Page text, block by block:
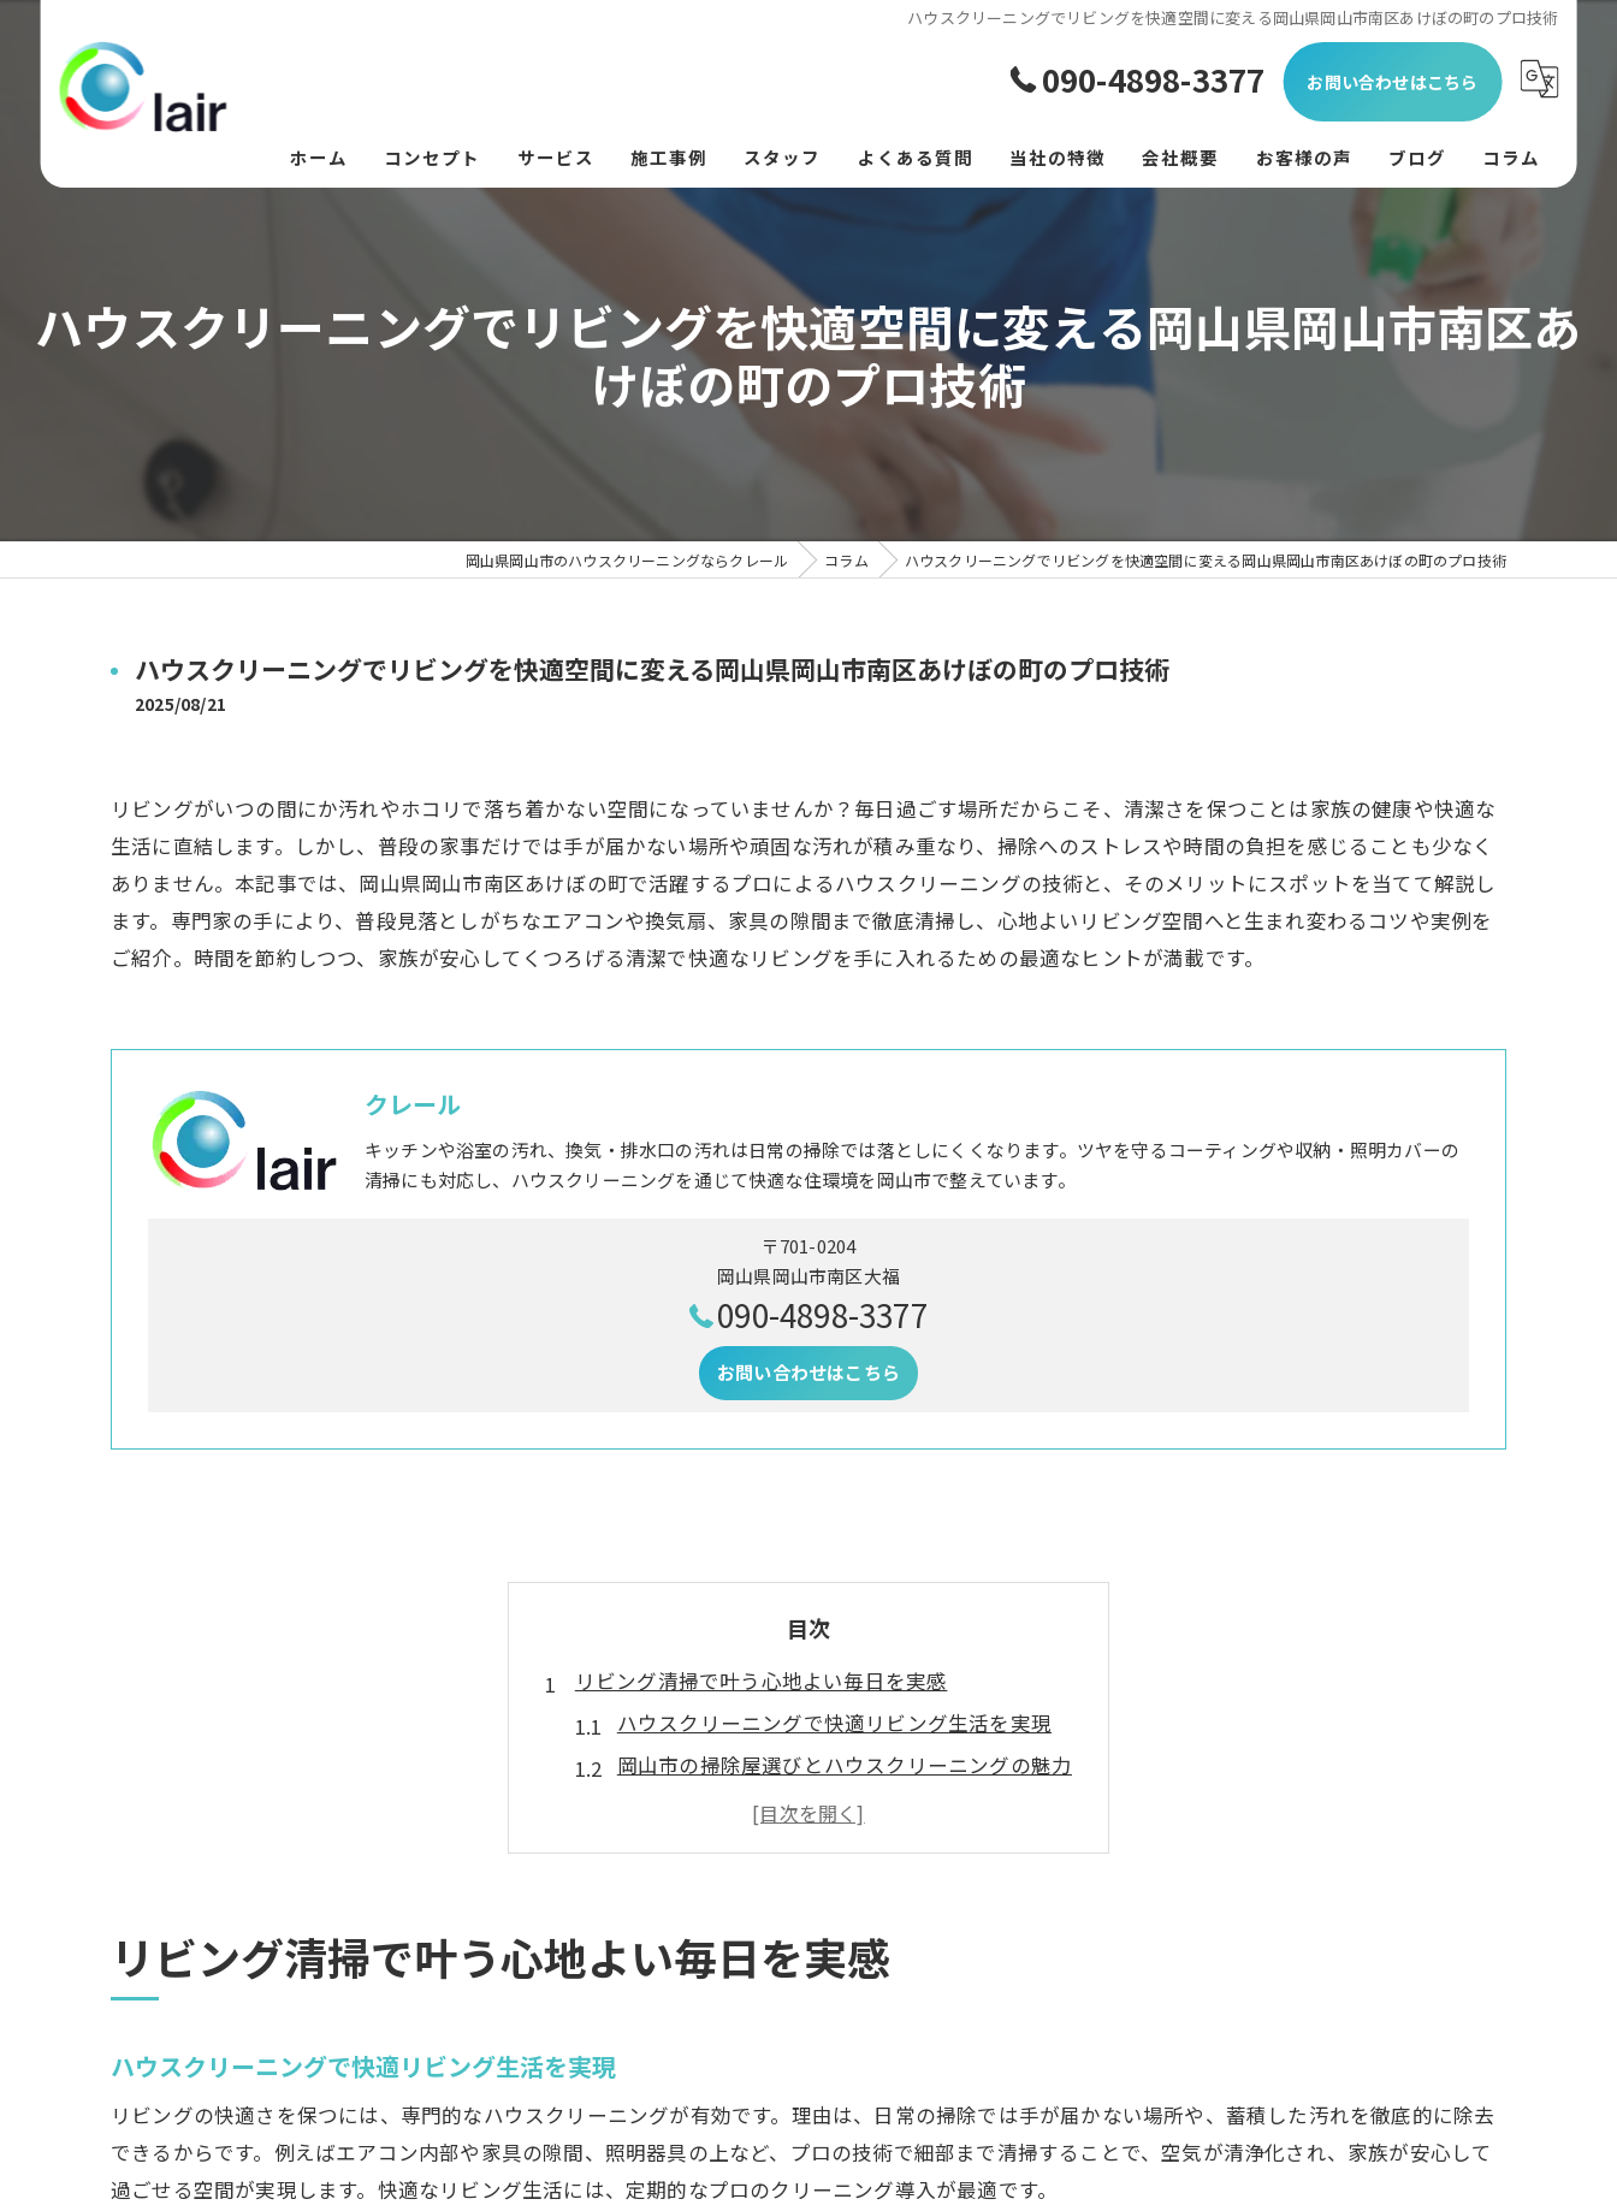
ハウスクリーニングでリビングを快適空間に変える岡山県岡山市南区あけぼの町のプロ技術
090-4898-3377 お問い合わせはこちら
ホーム コンセプト サービス 施工事例 スタッフ よくある質問 当社の特徴
フローリング
浴室
会社概要 お客様の声 ブログ コラム
ハウスクリーニングでリビングを快適空間に変える岡山県岡山市南区あ
けぼの町のプロ技術
岡山県岡山市のハウスクリーニングならクレール コラム ハウスクリーニングでリビングを快適空間に変える岡山県岡山市南区あけぼの町のプロ技術
ハウスクリーニングでリビングを快適空間に変える岡山県岡山市南区あけぼの町のプロ技術
2025/08/21
リビングがいつの間にか汚れやホコリで落ち着かない空間になっていませんか？毎日過ごす場所だからこそ、清潔さを保つことは家族の健康や快適な
生活に直結します。しかし、普段の家事だけでは手が届かない場所や頑固な汚れが積み重なり、掃除へのストレスや時間の負担を感じることも少なく
ありません。本記事では、岡山県岡山市南区あけぼの町で活躍するプロによるハウスクリーニングの技術と、そのメリットにスポットを当てて解説し
ます。専門家の手により、普段見落としがちなエアコンや換気扇、家具の隙間まで徹底清掃し、心地よいリビング空間へと生まれ変わるコツや実例を
ご紹介。時間を節約しつつ、家族が安心してくつろげる清潔で快適なリビングを手に入れるための最適なヒントが満載です。
クレール
キッチンや浴室の汚れ、換気・排水口の汚れは日常の掃除では落としにくくなります。ツヤを守るコーティングや収納・照明カバーの
清掃にも対応し、ハウスクリーニングを通じて快適な住環境を岡山市で整えています。
〒701-0204
岡山県岡山市南区大福
090-4898-3377
お問い合わせはこちら
目次
リビング清掃で叶う心地よい毎日を実感
ハウスクリーニングで快適リビング生活を実現
岡山市の掃除屋選びとハウスクリーニングの魅力
プロの技でリビングの清潔感をグレードアップ
おそうじ革命に学ぶハウスクリーニングの効果
信頼できるハウスクリーニング業者の見極め方
忙しい方に最適なハウスクリーニング活用術
ハウスクリーニングで掃除の手間を大幅カット
オンラインで簡単依頼できる業者の特徴
家事効率化に役立つハウスクリーニングの選び方
リビング清掃で叶う心地よい毎日を実感
ハウスクリーニングで快適リビング生活を実現
リビングの快適さを保つには、専門的なハウスクリーニングが有効です。理由は、日常の掃除では手が届かない場所や、蓄積した汚れを徹底的に除去
できるからです。例えばエアコン内部や家具の隙間、照明器具の上など、プロの技術で細部まで清掃することで、空気が清浄化され、家族が安心して
過ごせる空間が実現します。快適なリビング生活には、定期的なプロのクリーニング導入が最適です。